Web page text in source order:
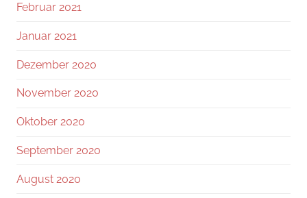
Februar 2021
Januar 2021
Dezember 2020
November 2020
Oktober 2020
September 2020
August 2020